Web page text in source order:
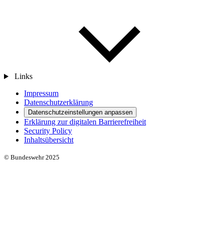
Links
Impressum
Datenschutzerklärung
Datenschutzeinstellungen anpassen
Erklärung zur digitalen Barrierefreiheit
Security Policy
Inhaltsübersicht
© Bundeswehr 2025